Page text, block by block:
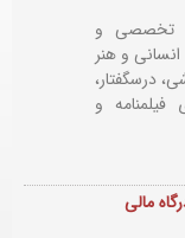
تخصصی و
و هنر
درسگفتار،
فیلمنامه و
مالی